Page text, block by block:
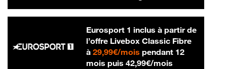
Eurosport 1 inclus à partir de
l’offre Livebox Classic Fibre
à 29,99€/mois29,99 € par mois
pendant 12
mois puis 42,99€/mois42,99 € par